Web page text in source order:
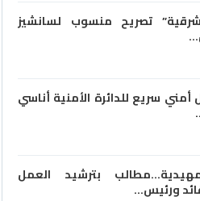
تصريح منسوب لسانشيز
سريع للدائرة الأمنية أناسي
بترشيد العمل
ورئيس…